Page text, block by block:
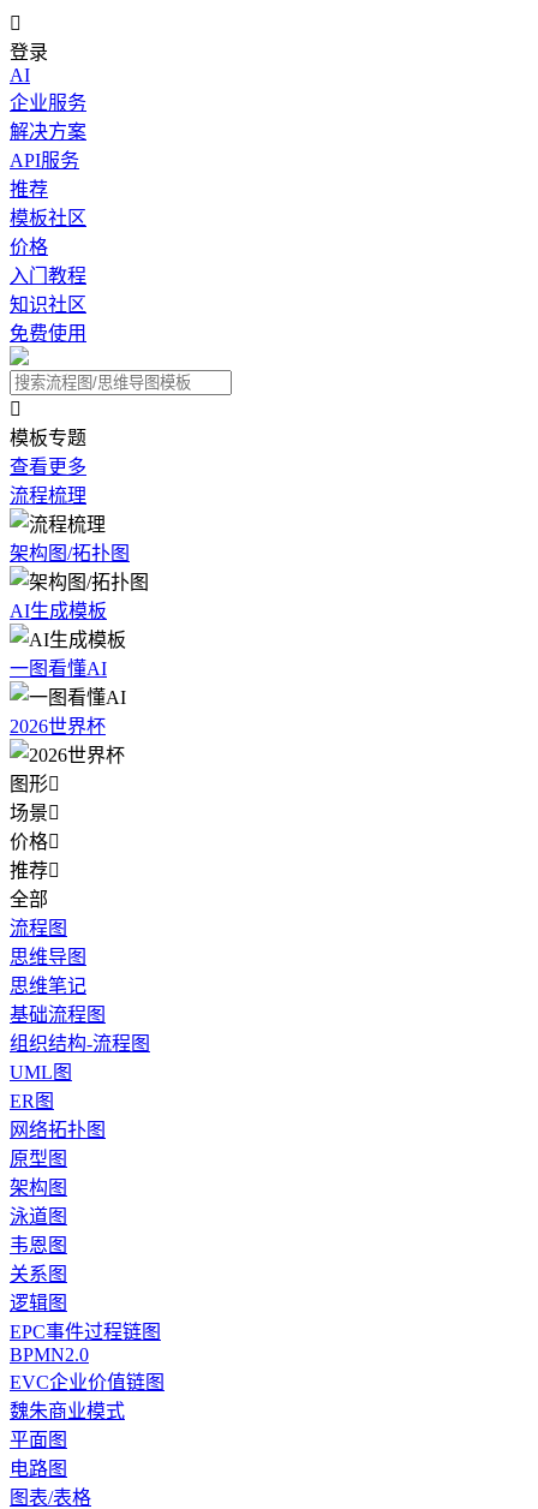

登录
AI
企业服务
解决方案
API服务
推荐
模板社区
价格
入门教程
知识社区
免费使用

模板专题
查看更多
流程梳理
架构图/拓扑图
AI生成模板
一图看懂AI
2026世界杯
图形
场景
价格
推荐
全部
流程图
思维导图
思维笔记
基础流程图
组织结构-流程图
UML图
ER图
网络拓扑图
原型图
架构图
泳道图
韦恩图
关系图
逻辑图
EPC事件过程链图
BPMN2.0
EVC企业价值链图
魏朱商业模式
平面图
电路图
图表/表格